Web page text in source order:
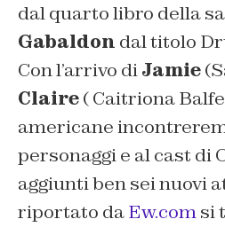
dal quarto libro della
Gabaldon dal titolo
Con l’arrivo diJamie
Claire( Caitriona
americane
personaggi e al cast di
aggiunti ben sei nuovi
riportato daEw.comsi